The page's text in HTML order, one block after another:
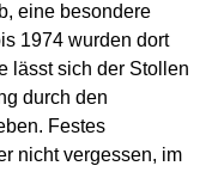
eine besondere
1974 wurden dort
lässt sich der Stollen
durch den
Festes
nicht vergessen, im